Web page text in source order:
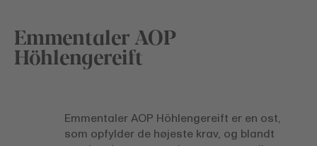
Emmentaler AOP
Höhlengereift
Emmentaler AOP Höhlengereift er en ost,
som opfylder de højeste krav, og blandt